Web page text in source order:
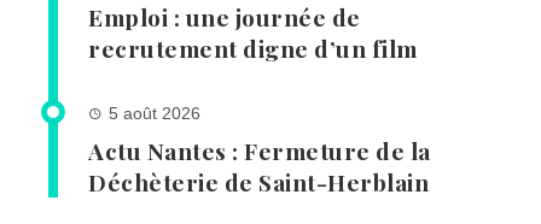
Emploi : une journée de
recrutement digne d’un film
5 août 2026
Actu Nantes : Fermeture de la
Déchèterie de Saint-Herblain